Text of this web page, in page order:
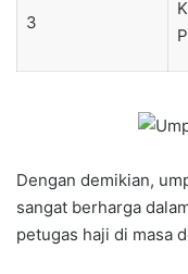
3
Dengan demikian,
sangat berharga
petugas haji di masa